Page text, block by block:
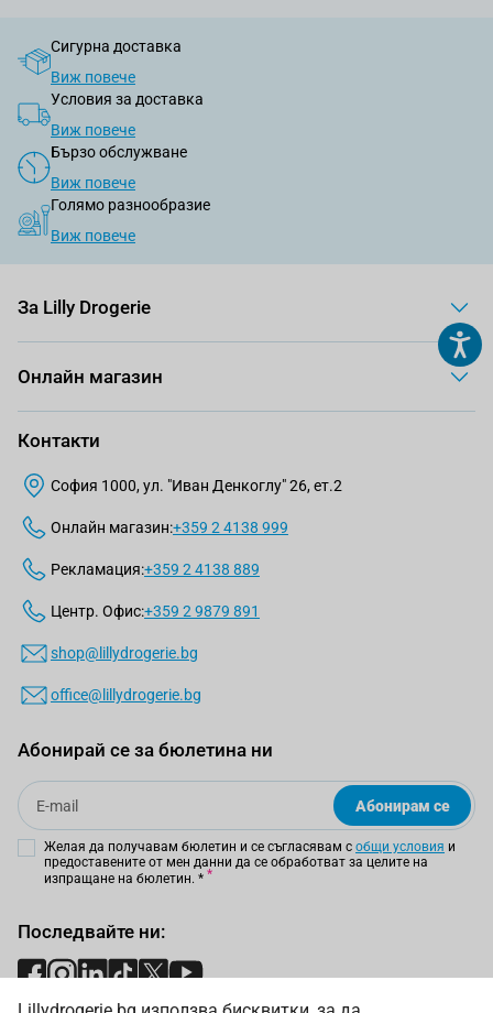
Сигурна доставка
Виж повече
Условия за доставка
Виж повече
Бързо обслужване
Виж повече
Голямо разнообразие
Виж повече
За Lilly Drogerie
Онлайн магазин
Контакти
София 1000, ул. "Иван Денкоглу" 26, ет.2
Онлайн магазин:+359 2 4138 999
Рекламация:+359 2 4138 889
Центр. Офис:+359 2 9879 891
shop@lillydrogerie.bg
office@lillydrogerie.bg
Абонирай се за бюлетина ни
Email
Абонирам се
Желая да получавам бюлетин и се съгласявам с общи условия и
предоставените от мен данни да се обработват за целите на
изпращане на бюлетин. *
Последвайте ни: